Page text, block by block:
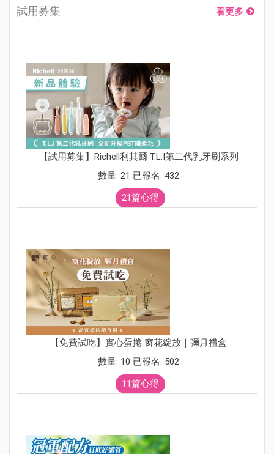
試用募集 看更多
【試用募集】Richell利其爾 T.L.I第二代乳牙刷系列
數量: 21 已報名: 432
21篇心得
【免費試吃】實心蛋捲 窗花綻放｜彌月禮盒
數量: 10 已報名: 502
11篇心得